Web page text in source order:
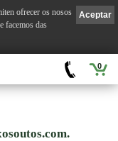
0
Aceptar
ofrecer os nosos
facemos das